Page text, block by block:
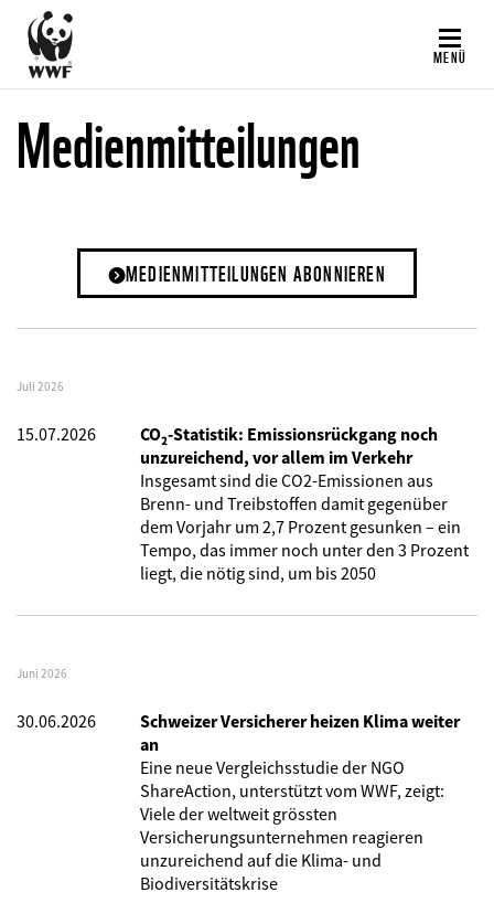
Direkt
zum
Inhalt
MENÜ
Medienmitteilungen
MEDIENMITTEILUNGEN ABONNIEREN
Juli 2026
15.07.2026
CO₂-Statistik: Emissionsrückgang noch
unzureichend, vor allem im Verkehr
Insgesamt sind die CO2-Emissionen aus
Brenn- und Treibstoffen damit gegenüber
dem Vorjahr um 2,7 Prozent gesunken – ein
Tempo, das immer noch unter den 3 Prozent
liegt, die nötig sind, um bis 2050
Juni 2026
30.06.2026
Schweizer Versicherer heizen Klima weiter
an
Eine neue Vergleichsstudie der NGO
ShareAction, unterstützt vom WWF, zeigt:
Viele der weltweit grössten
Versicherungsunternehmen reagieren
unzureichend auf die Klima- und
Biodiversitätskrise